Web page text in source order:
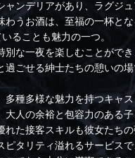
ンデリアがあり、ラグジ
うお酒は、至福の一杯とな
ることも魅力の一つ。
な一夜を楽しむことができ
過ごせる紳士たちの憩いの
種多様な魅力を持つキャス
人の余裕と包容力のある
た接客スキルも彼女たちの
ピタリティ溢れるサービス